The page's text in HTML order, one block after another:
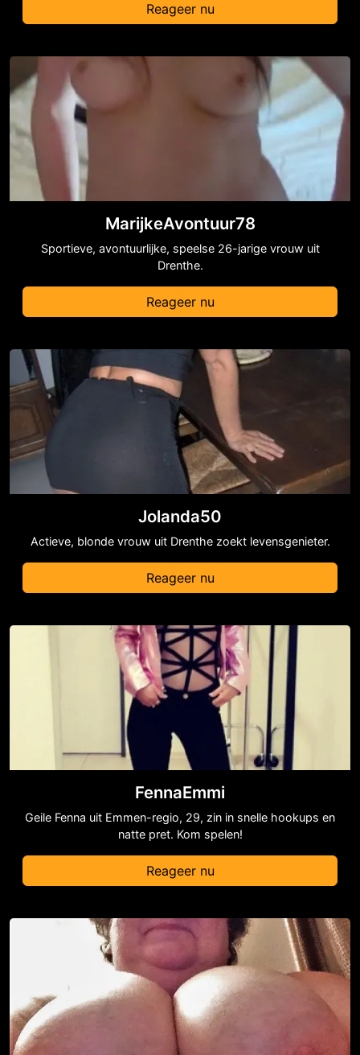
Reageer nu
MarijkeAvontuur78
Sportieve, avontuurlijke, speelse 26-jarige vrouw uit
Drenthe.
Reageer nu
Jolanda50
Actieve, blonde vrouw uit Drenthe zoekt levensgenieter.
Reageer nu
FennaEmmi
Geile Fenna uit Emmen-regio, 29, zin in snelle hookups en
natte pret. Kom spelen!
Reageer nu